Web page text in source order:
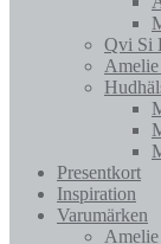
Qvi Si
Presentkort
Inspiration
Varumärken